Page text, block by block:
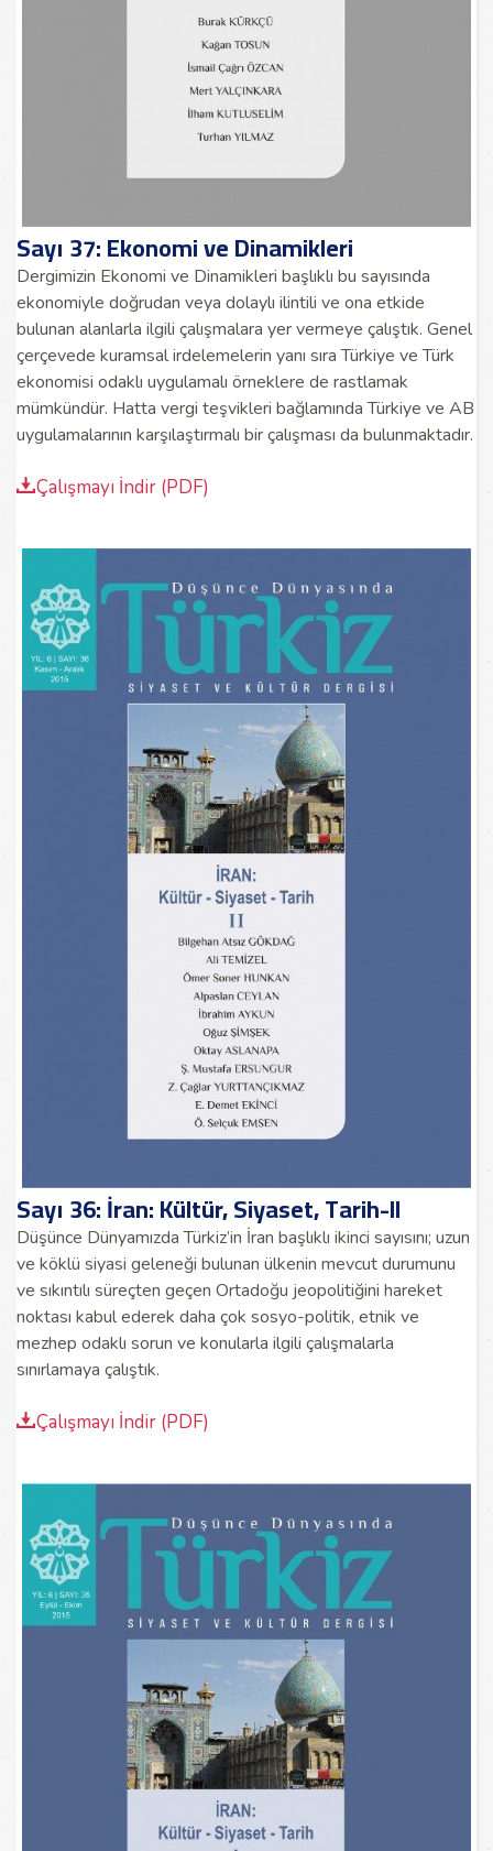
Sayı 37: Ekonomi ve Dinamikleri
Dergimizin Ekonomi ve Dinamikleri başlıklı bu sayısında
ekonomiyle doğrudan veya dolaylı ilintili ve ona etkide
bulunan alanlarla ilgili çalışmalara yer vermeye çalıştık. Genel
çerçevede kuramsal irdelemelerin yanı sıra Türkiye ve Türk
ekonomisi odaklı uygulamalı örneklere de rastlamak
mümkündür. Hatta vergi teşvikleri bağlamında Türkiye ve AB
uygulamalarının karşılaştırmalı bir çalışması da bulunmaktadır.
Çalışmayı İndir (PDF)
Sayı 36: İran: Kültür, Siyaset, Tarih-II
Düşünce Dünyamızda Türkiz’in İran başlıklı ikinci sayısını; uzun
ve köklü siyasi geleneği bulunan ülkenin mevcut durumunu
ve sıkıntılı süreçten geçen Ortadoğu jeopolitiğini hareket
noktası kabul ederek daha çok sosyo-politik, etnik ve
mezhep odaklı sorun ve konularla ilgili çalışmalarla
sınırlamaya çalıştık.
Çalışmayı İndir (PDF)